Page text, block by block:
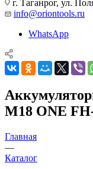
г. Таганрог, ул.
info@oriontools.ru
WhatsApp
M18 ONE
Главная
—
Каталог